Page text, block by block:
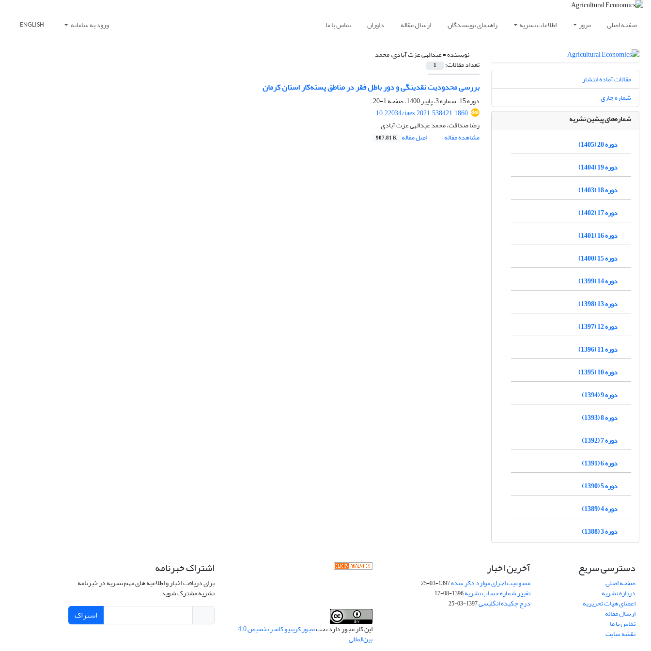
صفحه اصلی مرور اطلاعات نشریه راهنمای نویسندگان ارسال مقاله داوران تماس با ما ورود به سامانه ENGLISH
نویسنده =عبدالهی عزت آبادی، محمد
تعداد مقالات: 1
بررسی محدودیت نقدینگی و دور باطل فقر در مناطق پسته‌کار استان کرمان
دوره 15، شماره 3، پاییز 1400، صفحه
1-20
10.22034/iaes.2021.538421.1860
رضا صداقت، محمد عبدالهی عزت آبادی
مشاهده مقاله
اصل مقاله 907.81 K
مقالات آماده انتشار
شماره جاری
شماره‌های پیشین نشریه
دوره 20 (1405)
دوره 19 (1404)
دوره 18 (1403)
دوره 17 (1402)
دوره 16 (1401)
دوره 15 (1400)
دوره 14 (1399)
دوره 13 (1398)
دوره 12 (1397)
دوره 11 (1396)
دوره 10 (1395)
دوره 9 (1394)
دوره 8 (1393)
دوره 7 (1392)
دوره 6 (1391)
دوره 5 (1390)
دوره 4 (1389)
دوره 3 (1388)
دسترسی سریع
صفحه اصلی
درباره نشریه
اعضای هیات تحریریه
ارسال مقاله
تماس با ما
نقشه سایت
آخرین اخبار
ممنوعیت اجرای موارد ذکر شده1397-03-25
تغییر شماره حساب نشریه1396-08-17
درج چکیده انگلیسی1397-03-25
این کار مجوز دارد تحت مجوز کریتیو کامنز تخصیص 4.0
بین‌المللی.
اشتراک خبرنامه
برای دریافت اخبار و اطلاعیه های مهم نشریه در خبرنامه
نشریه مشترک شوید.
اشتراک